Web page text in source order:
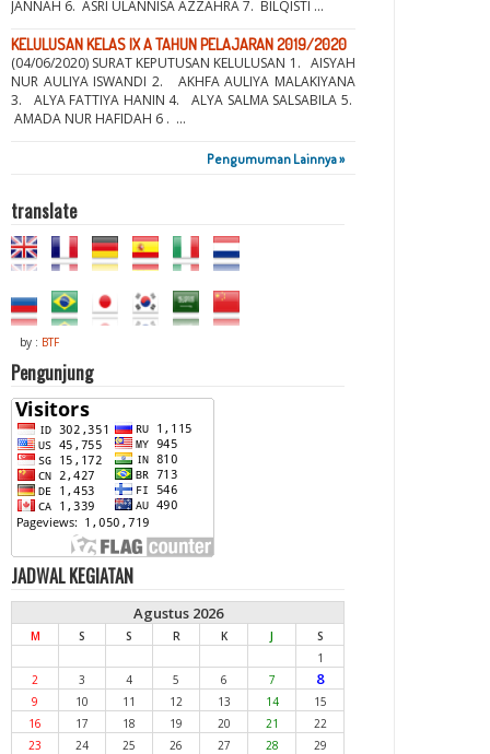
JANNAH 6. ASRI ULANNISA AZZAHRA 7. BILQISTI ...
KELULUSAN KELAS IX A TAHUN PELAJARAN 2019/2020
(04/06/2020) SURAT KEPUTUSAN KELULUSAN 1. AISYAH
NUR AULIYA ISWANDI 2. AKHFA AULIYA MALAKIYANA
3. ALYA FATTIYA HANIN 4. ALYA SALMA SALSABILA 5.
AMADA NUR HAFIDAH 6 . ...
Pengumuman Lainnya »
translate
by : BTF
Pengunjung
JADWAL KEGIATAN
Agustus 2026
M S S R K J
S
1
2
3 4 5 6 7 8
9 10 11 12 13 14
15
16
17 18 19 20 21
22
23
24 25 26 27 28 29